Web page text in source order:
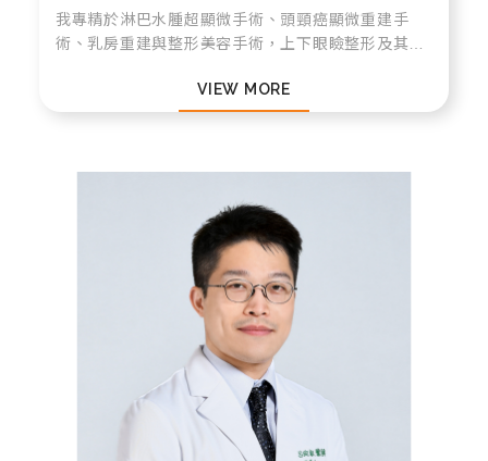
我專精於淋巴水腫超顯微手術、頭頸癌顯微重建手
術、乳房重建與整形美容手術，上下眼瞼整形及其他
VIEW MORE